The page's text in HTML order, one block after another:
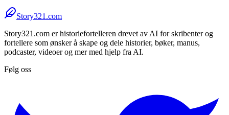
Story321.com
Story321.com er historiefortelleren drevet av AI for skribenter og
fortellere som ønsker å skape og dele historier, bøker, manus,
podcaster, videoer og mer med hjelp fra AI.
Følg oss